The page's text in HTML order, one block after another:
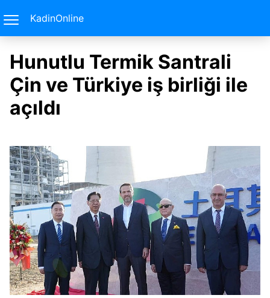
KadinOnline
Hunutlu Termik Santrali
Çin ve Türkiye iş birliği ile
açıldı